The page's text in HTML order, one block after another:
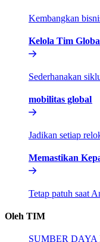
Kembangkan
Kelola Tim
Sederhanakan
mobilitas global​​
Jadikan setiap
Memastikan
Tetap patuh saat
Oleh TIM​​
SUMBER